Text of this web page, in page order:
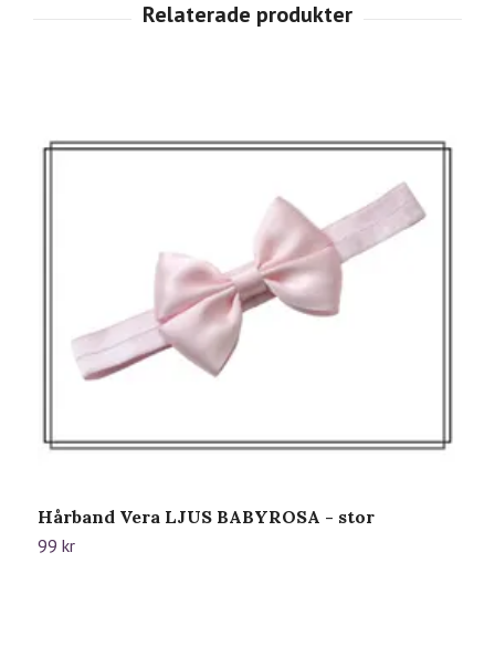
Hårband Vera LJUS BABYROSA - stor
99 kr